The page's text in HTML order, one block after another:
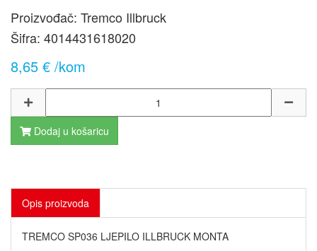
Proizvođač: Tremco Illbruck
Šifra: 4014431618020
8,65 € /kom
Dodaj u košaricu
Opis proizvoda
TREMCO SP036 LJEPILO ILLBRUCK MONTA